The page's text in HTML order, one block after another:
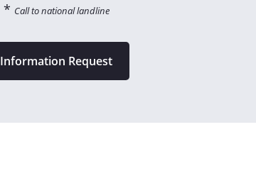
* Call to national landline
Information Request